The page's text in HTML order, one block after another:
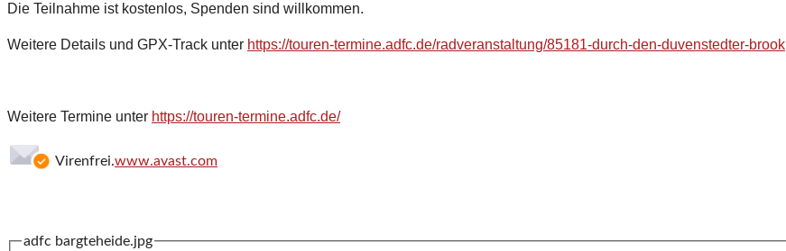
Die Teilnahme ist kostenlos, Spenden sind willkommen.
Weitere Details und GPX-Track unter https://touren-termine.adfc.de/radveranstaltung/85181-durch-den-duvenstedter-brook
Weitere Termine unter https://touren-termine.adfc.de/
Virenfrei.www.avast.com
adfc bargteheide.jpg